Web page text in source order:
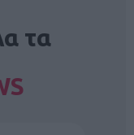
τα